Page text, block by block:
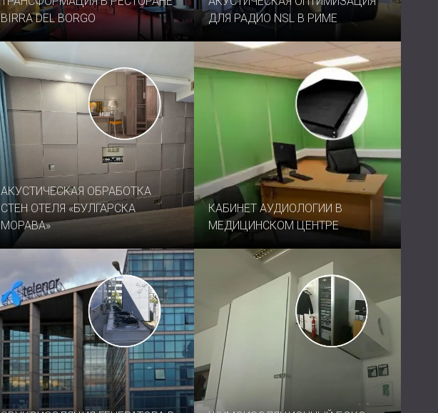
BIRRA DEL BORGO
ДЛЯ РАДИО NSL В РИМЕ
АКУСТИЧЕСКАЯ ОБРАБОТКА
СТЕН ОТЕЛЯ «БУЛГАРСКА
МОРАВА»
КАБИНЕТ АУДИОЛОГИИ В
МЕДИЦИНСКОМ ЦЕНТРЕ